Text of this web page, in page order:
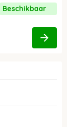
Beschikbaar